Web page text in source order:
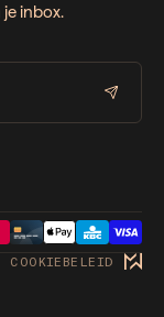
inbox.
COOKIEBELEID